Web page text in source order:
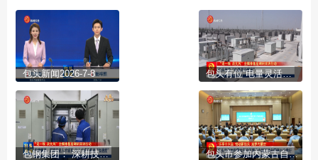
包头新闻2026-7-8 包头有位“电量灵活管家”
包钢集团： 深耕技能人才培育 让人才成长跑出“加速度” 包头市参加内蒙古自治区第十六届运动会誓师大会举行